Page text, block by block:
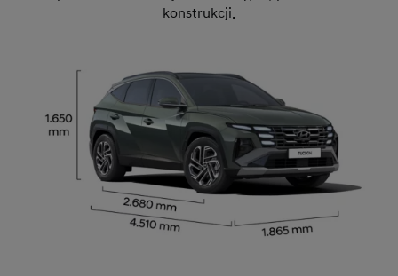
konstrukcji.